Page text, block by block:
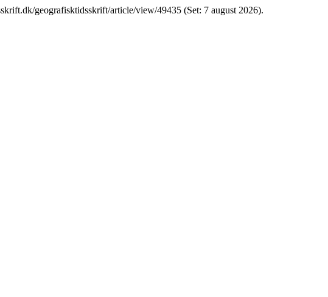
geografisktidsskrift/article/view/49435 (Set: 7 august 2026).